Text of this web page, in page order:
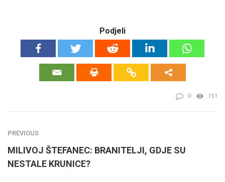
Podjeli
0 151
PREVIOUS
MILIVOJ ŠTEFANEC: BRANITELJI, GDJE SU
NESTALE KRUNICE?